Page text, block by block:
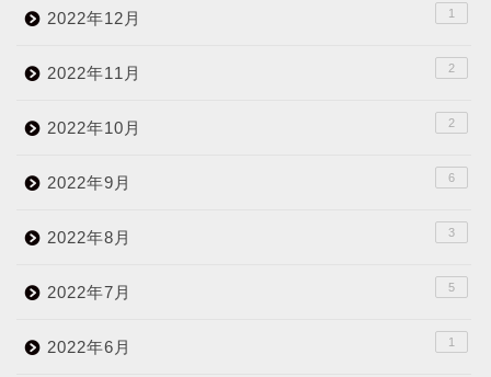
2022年12月 1
2022年11月 2
2022年10月 2
2022年9月 6
2022年8月 3
2022年7月 5
2022年6月 1